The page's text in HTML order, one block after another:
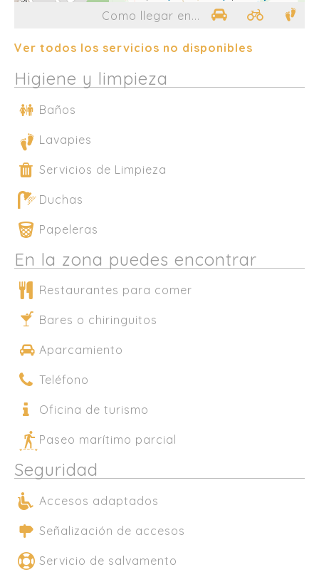
Como llegar en...
Ver todos los servicios no disponibles
Higiene y limpieza
Baños
Lavapies
Servicios de Limpieza
Duchas
Papeleras
En la zona puedes encontrar
Restaurantes para comer
Bares o chiringuitos
Aparcamiento
Teléfono
Oficina de turismo
Paseo marítimo parcial
Seguridad
Accesos adaptados
Señalización de accesos
Servicio de salvamento